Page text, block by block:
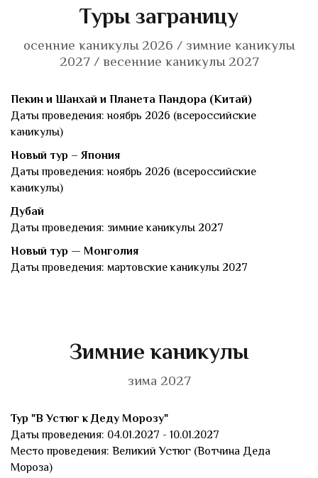
Туры заграницу
осенние каникулы 2026 / зимние каникулы
2027 / весенние каникулы 2027
Пекин и Шанхай и Планета Пандора (Китай)
Даты проведения: ноябрь 2026 (всероссийские
каникулы)
Новый тур – Япония
Даты проведения: ноябрь 2026 (всероссийские
каникулы)
Дубай
Даты проведения: зимние каникулы 2027
Новый тур — Монголия
Даты проведения: мартовские каникулы 2027
Зимние каникулы
зима 2027
Тур "В Устюг к Деду Морозу"
Даты проведения: 04.01.2027 - 10.01.2027
Место проведения: Великий Устюг (Вотчина Деда
Мороза)